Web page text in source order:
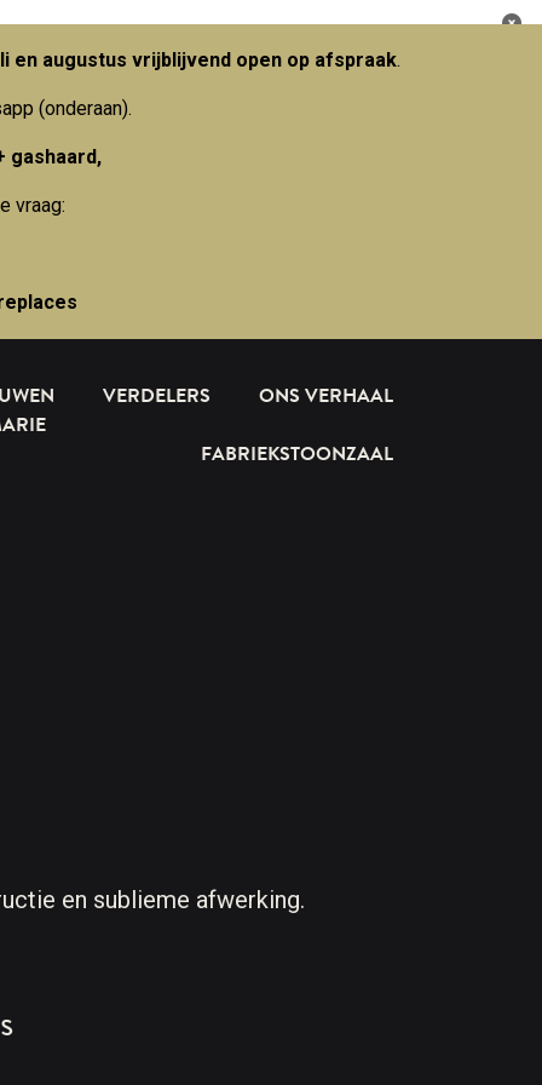
en augustus vrijblijvend open op afspraak.
(onderaan).
gashaard,
vraag:
VERDELERS
ONS VERHAAL
FABRIEKSTOONZAAL
en sublieme afwerking.